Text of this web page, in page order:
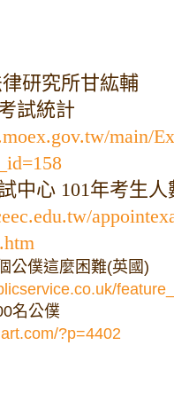
研究所甘紘輔
試統計
main/
中心 101年考生人
公僕這麼困難(英國)
名公僕
?p=4402